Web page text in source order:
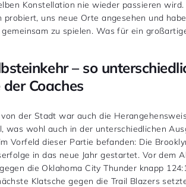
Konstellation nie wieder passieren
probiert, uns neue Orte angesehen und
zu spielen. Was für ein
– so
Coaches
der Stadt war auch die
was wohl auch in der unterschiedlichen
Vorfeld dieser Partie befanden: Die
in das neue Jahr gestartet. Vor dem
die Oklahoma City Thunder knapp
Klatsche gegen die Trail Blazers